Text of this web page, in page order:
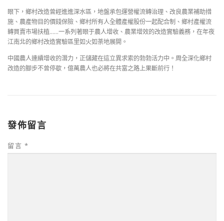
眼下，鄉村改造曾經進進深水區，地盤承包運營權流轉治理、改良農業補助措
施、農產物目的價錢保險、鄉村所有人全體產權股份一起配合制、鄉村產權流
轉買賣市場扶植……一系列著眼于農人增收、農業增效的改造實驗義務，在年夜
江南北的鄉村改造實驗區里如火如荼地展開。
中國農人連續增收的潛力，正儲藏在這立異求索的勃勃活力中。周全深化鄉村
改造的腳步不曾停歇，億萬農人也必將在共富之路上果斷前行！
發佈留言
留言 *